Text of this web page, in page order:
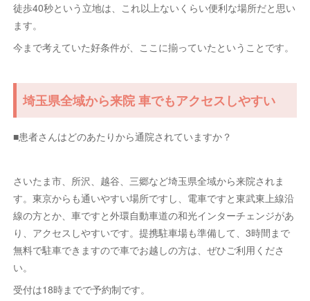
徒歩40秒という立地は、これ以上ないくらい便利な場所だと思い
ます。
今まで考えていた好条件が、ここに揃っていたということです。
埼玉県全域から来院 車でもアクセスしやすい
■患者さんはどのあたりから通院されていますか？
さいたま市、所沢、越谷、三郷など埼玉県全域から来院されま
す。東京からも通いやすい場所ですし、電車ですと東武東上線沿
線の方とか、車ですと外環自動車道の和光インターチェンジがあ
り、アクセスしやすいです。提携駐車場も準備して、3時間まで
無料で駐車できますので車でお越しの方は、ぜひご利用くださ
い。
受付は18時までで予約制です。